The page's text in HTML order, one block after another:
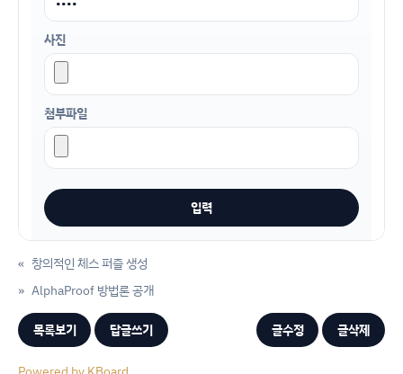
사진
첨부파일
« 창의적인 체스 퍼즐 생성
AlphaProof 방법론 공개
»
목록보기 답글쓰기 글수정 글삭제
Powered by KBoard